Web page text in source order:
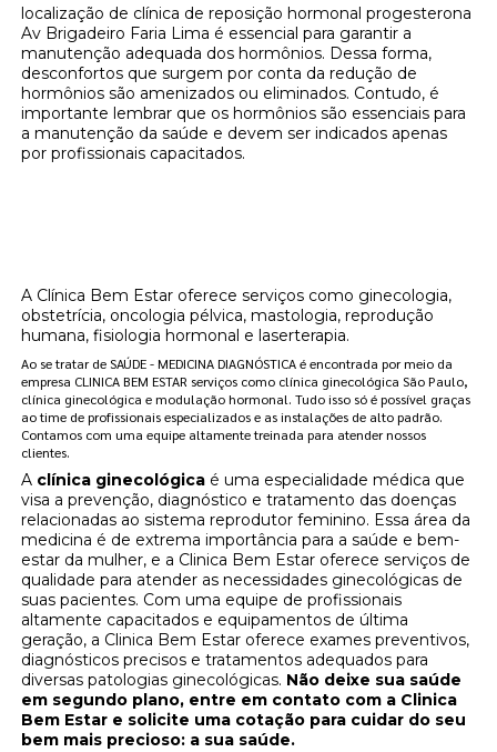
localização de clínica de reposição hormonal progesterona
Av Brigadeiro Faria Lima é essencial para garantir a
manutenção adequada dos hormônios. Dessa forma,
desconfortos que surgem por conta da redução de
hormônios são amenizados ou eliminados. Contudo, é
importante lembrar que os hormônios são essenciais para
a manutenção da saúde e devem ser indicados apenas
por profissionais capacitados.
A Clínica Bem Estar oferece serviços como ginecologia,
obstetrícia, oncologia pélvica, mastologia, reprodução
humana, fisiologia hormonal e laserterapia.
Ao se tratar de SAÚDE - MEDICINA DIAGNÓSTICA é encontrada por meio da
empresa CLINICA BEM ESTAR serviços como clínica ginecológica São Paulo,
clínica ginecológica e modulação hormonal. Tudo isso só é possível graças
ao time de profissionais especializados e as instalações de alto padrão.
Contamos com uma equipe altamente treinada para atender nossos
clientes.
A clínica ginecológica é uma especialidade médica que
visa a prevenção, diagnóstico e tratamento das doenças
relacionadas ao sistema reprodutor feminino. Essa área da
medicina é de extrema importância para a saúde e bem-
estar da mulher, e a Clinica Bem Estar oferece serviços de
qualidade para atender as necessidades ginecológicas de
suas pacientes. Com uma equipe de profissionais
altamente capacitados e equipamentos de última
geração, a Clinica Bem Estar oferece exames preventivos,
diagnósticos precisos e tratamentos adequados para
diversas patologias ginecológicas. Não deixe sua saúde
em segundo plano, entre em contato com a Clinica
Bem Estar e solicite uma cotação para cuidar do seu
bem mais precioso: a sua saúde.